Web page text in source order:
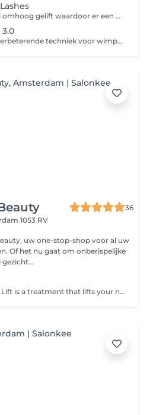
De wimpers worden mooi omhoog gelift waardoor er een open blik ontstaat, waardoor de wimpers langer en voller lijken. Altijd al met een mooie open blik wakker worden, zonder mascara te gebruiken.
Korean Lash Lift, nieuwe verbeterende techniek voor wimperlift
36
1053 RV
uw one-stop-shop voor al uw
Of het nu gaat om onberispelijke
LVL Lash Lift The LVL Lash Lift is a treatment that lifts your natural lashes from the root, without using extensions. Using a silicone shield, the lashes are gently lifted and curled, creating a longer, fuller and perfectly separated look. The result is a bright, open appearance. Results typically last 6 to 9 weeks and are perfect for anyone who wants a natural yet enhanced look without daily mascara or a lash curler. Benefits of an LVL Lash Lift: Lifts and curls natural lashes Creates a longer and fuller appearance No extensions needed Suitable for short and long lashes Long-lasting results (69 weeks) Please note: During menstruation or hormonal fluctuations, the result of the lash lift may sometimes be less strong or slightly less long-lasting. This varies per person and is completely normal. Please arrive without eye makeup for best results. LVL Lash Lift De LVL Lash Lift is een wimperbehandeling waarbij de natuurlijke wimpers vanaf de wortel worden gelift, zonder gebruik van extensions. Met behulp van een siliconen schildje krijgen de wimpers een mooie krul, waardoor ze langer, voller en perfect gesepareerd lijken. Dit zorgt voor een frisse, open blik. Het resultaat blijft gemiddeld 6 tot 9 weken zichtbaar en is ideaal voor wie een natuurlijke, verzorgde look wil zonder dagelijkse mascara of wimperkruller. Voordelen van een LVL Lash Lift: Lift en krult de natuurlijke wimpers Zorgt voor een langere en vollere uitstraling Geen extensions nodig Geschikt voor korte en lange wimpers Langdurig resultaat (69 weken) Belangrijk om te weten: Tijdens de menstruatie of bij hormonale schommelingen kan het resultaat van de lash lift soms iets minder sterk of minder lang houdbaar zijn. Dit verschilt per persoon en is volkomen normaal. Kom bij voorkeur zonder oogmake-up naar je afspraak.